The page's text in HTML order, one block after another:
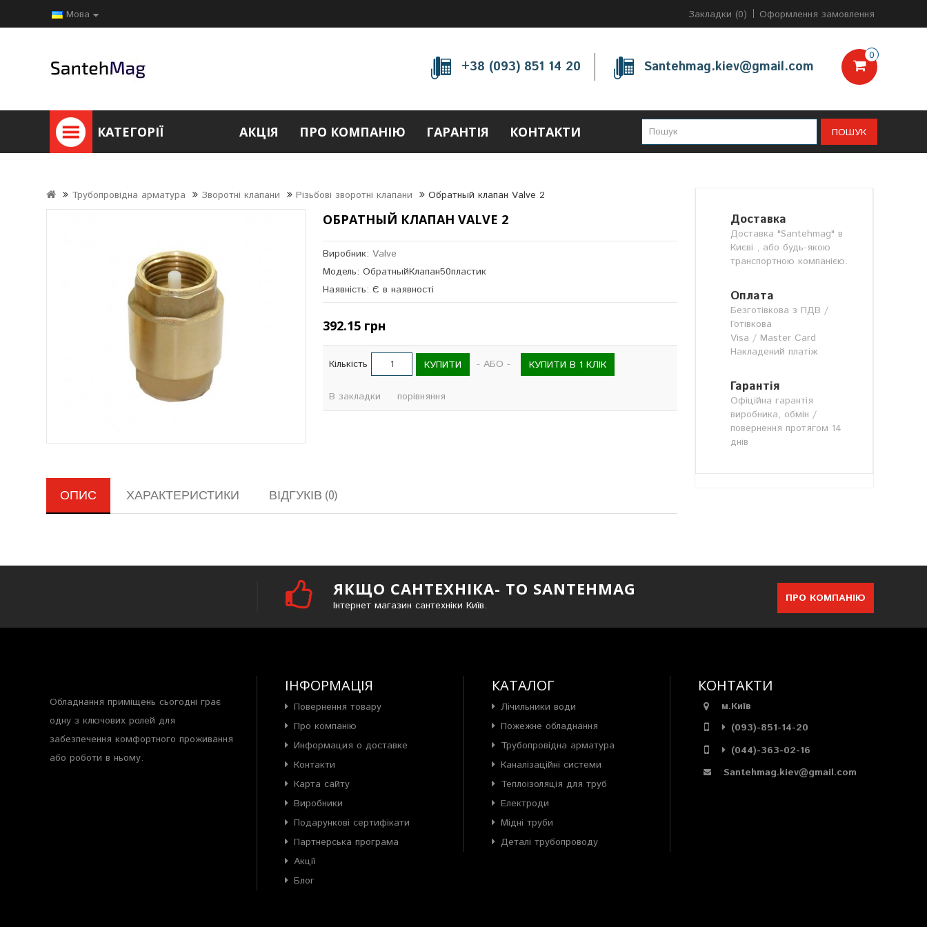
Мова Закладки (0) Оформлення замовлення
+38 (093) 851 14 20 Santehmag.kiev@gmail.com
0
ПОШУК
КАТЕГОРІЇ АКЦІЯ ПРО КОМПАНІЮ ГАРАНТІЯ КОНТАКТИ
Трубопровідна арматура Зворотні клапани Різьбові зворотні клапани Обратный клапан Valve 2
ОБРАТНЫЙ КЛАПАН VALVE 2
Виробник:Valve
Модель: ОбратныйКлапан50пластик
Наявність: Є в наявності
392.15 грн
Кількість КУПИТИ - АБО - КУПИТИ В 1 КЛІК
В закладки порівняння
ОПИС ХАРАКТЕРИСТИКИ ВІДГУКІВ (0)
Доставка
Доставка "Santehmag" в
Києві , або будь-якою
транспортною компанією.
Оплата
Безготівкова з ПДВ /
Готівкова
Visa / Master Card
Накладений платіж
Гарантія
Офіційна гарантія
виробника, обмін /
повернення протягом 14
днів
ЯКЩО САНТЕХНІКА- ТО SANTEHMAG
Інтернет магазин сантехніки Київ.
ПРО КОМПАНІЮ
Обладнання приміщень сьогодні грає
одну з ключових ролей для
забезпечення комфортного проживання
або роботи в ньому.
ІНФОРМАЦІЯ
Повернення товару
Про компанію
Информация о доставке
Контакти
Карта сайту
Виробники
Подарункові сертифікати
Партнерська програма
Акції
Блог
КАТАЛОГ
Лічильники води
Пожежне обладнання
Трубопровідна арматура
Каналізаційні системи
Теплоізоляція для труб
Електроди
Мідні труби
Деталі трубопроводу
КОНТАКТИ
м.Київ
(093)-851-14-20
(044)-363-02-16
Santehmag.kiev@gmail.com